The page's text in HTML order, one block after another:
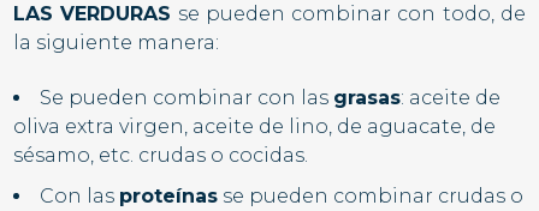
LAS VERDURAS se pueden combinar con todo, de
la siguiente manera:
Se pueden combinar con las grasas: aceite de
oliva extra virgen, aceite de lino, de aguacate, de
sésamo, etc. crudas o cocidas
Con las proteínas se pueden combinar crudas o